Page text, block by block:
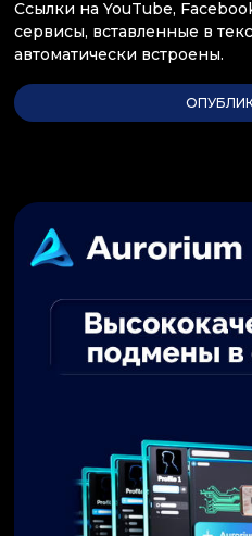
Ссылки на YouTube,
сервисы, вставленные в
автоматически встроены.